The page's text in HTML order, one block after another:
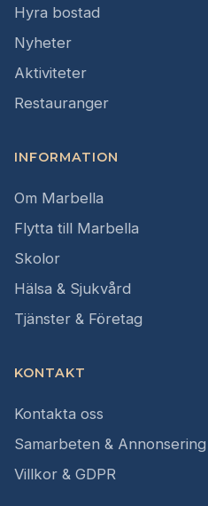
Hyra bostad
Nyheter
Aktiviteter
Restauranger
INFORMATION
Om Marbella
Flytta till Marbella
Skolor
Hälsa & Sjukvård
Tjänster & Företag
KONTAKT
Kontakta oss
Samarbeten & Annonsering
Villkor & GDPR